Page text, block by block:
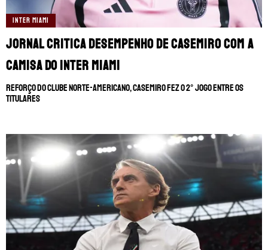
INTER MIAMI
Jornal critica desempenho de Casemiro com a
camisa do Inter Miami
Reforço do clube norte-americano, Casemiro fez o 2° jogo entre os
titulares